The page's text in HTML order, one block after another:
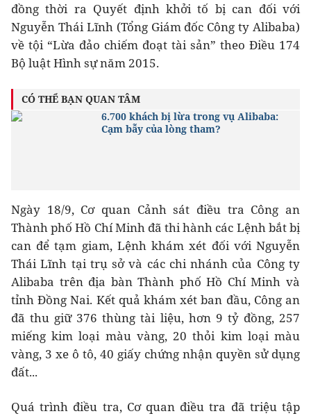
đồng thời ra Quyết định khởi tố bị can đối với
Nguyễn Thái Lĩnh (Tổng Giám đốc Công ty Alibaba)
về tội “Lừa đảo chiếm đoạt tài sản” theo Điều 174
Bộ luật Hình sự năm 2015.
CÓ THỂ BẠN QUAN TÂM
6.700 khách bị lừa trong vụ Alibaba:
Cạm bẫy của lòng tham?
Ngày 18/9, Cơ quan Cảnh sát điều tra Công an
Thành phố Hồ Chí Minh đã thi hành các Lệnh bắt bị
can để tạm giam, Lệnh khám xét đối với Nguyễn
Thái Lĩnh tại trụ sở và các chi nhánh của Công ty
Alibaba trên địa bàn Thành phố Hồ Chí Minh và
tỉnh Đồng Nai. Kết quả khám xét ban đầu, Công an
đã thu giữ 376 thùng tài liệu, hơn 9 tỷ đồng, 257
miếng kim loại màu vàng, 20 thỏi kim loại màu
vàng, 3 xe ô tô, 40 giấy chứng nhận quyền sử dụng
đất...
Quá trình điều tra, Cơ quan điều tra đã triệu tập